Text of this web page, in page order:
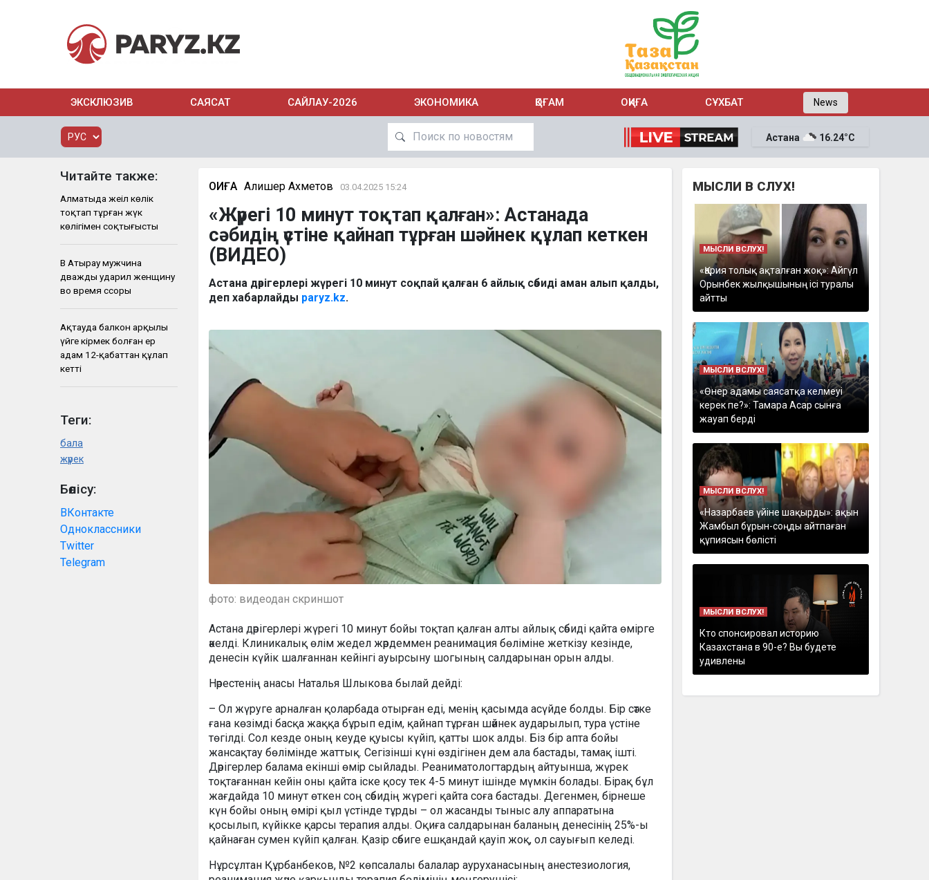
ЭКСКЛЮЗИВ САЯСАТ САЙЛАУ-2026 ЭКОНОМИКА ҚОҒАМ ОҚИҒА СҰХБАТ News
Астана 16.24°C
Читайте также:
Алматыда жеңіл көлік
тоқтап тұрған жүк
көлігімен соқтығысты
В Атырау мужчина
дважды ударил женщину
во время ссоры
Ақтауда балкон арқылы
үйге кірмек болған ер
адам 12-қабаттан құлап
кетті
Теги:
бала
жүрек
Бөлісу:
ВКонтакте
Одноклассники
Twitter
Telegram
ОҚИҒА Алишер Ахметов 03.04.2025 15:24
«Жүрегі 10 минут тоқтап қалған»: Астанада
сәбидің үстіне қайнап тұрған шәйнек құлап кеткен
(ВИДЕО)
Астана дәрігерлері жүрегі 10 минут соқпай қалған 6 айлық сәбиді аман алып қалды,
деп хабарлайды paryz.kz.
фото: видеодан скриншот
Астана дәрігерлері жүрегі 10 минут бойы тоқтап қалған алты айлық сәбиді қайта өмірге
әкелді. Клиникалық өлім жедел жәрдеммен реанимация бөліміне жеткізу кезінде,
денесін күйік шалғаннан кейінгі ауырсыну шогының салдарынан орын алды.
Нәрестенің анасы Наталья Шлыкова былай дейді:
– Ол жүруге арналған қоларбада отырған еді, менің қасымда асүйде болды. Бір сәтке
ғана көзімді басқа жаққа бұрып едім, қайнап тұрған шәйнек аударылып, тура үстіне
төгілді. Сол кезде оның кеуде қуысы күйіп, қатты шок алды. Біз бір апта бойы
жансақтау бөлімінде жаттық. Сегізінші күні өздігінен дем ала бастады, тамақ ішті.
Дәрігерлер балама екінші өмір сыйлады. Реаниматологтардың айтуынша, жүрек
тоқтағаннан кейін оны қайта іске қосу тек 4-5 минут ішінде мүмкін болады. Бірақ бұл
жағдайда 10 минут өткен соң сәбидің жүрегі қайта соға бастады. Дегенмен, бірнеше
күн бойы оның өмірі қыл үстінде тұрды – ол жасанды тыныс алу аппаратына
қосылып, күйікке қарсы терапия алды. Оқиға салдарынан баланың денесінің 25%-ы
қайнаған сумен күйіп қалған. Қазір сәбиге ешқандай қауіп жоқ, ол сауығып келеді.
Нұрсұлтан Құрбанбеков, №2 көпсалалы балалар ауруханасының анестезиология,
МЫСЛИ В СЛУХ!
МЫСЛИ ВСЛУХ!
«Қария толық ақталған жоқ»: Айгүл
Орынбек жылқышының ісі туралы
айтты
МЫСЛИ ВСЛУХ!
«Өнер адамы саясатқа келмеуі
керек пе?»: Тамара Асар сынға
жауап берді
МЫСЛИ ВСЛУХ!
«Назарбаев үйіне шақырды»: ақын
Жамбыл бұрын-соңды айтпаған
құпиясын бөлісті
МЫСЛИ ВСЛУХ!
Кто спонсировал историю
Казахстана в 90-е? Вы будете
удивлены